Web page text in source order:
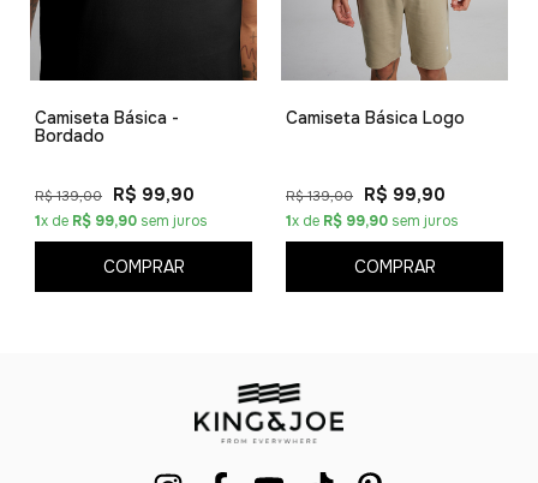
Camiseta Básica -
Bordado
R$ 139,00 R$ 99,90
1x de R$ 99,90 sem juros
COMPRAR
Camiseta Básica Logo
R$ 139,00 R$ 99,90
1x de R$ 99,90 sem juros
COMPRAR